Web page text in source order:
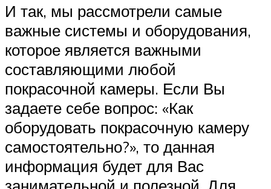
И так, мы рассмотрели самые
важные системы и оборудования,
которое является важными
составляющими любой
покрасочной камеры. Если Вы
задаете себе вопрос: «Как
оборудовать покрасочную камеру
самостоятельно?», то данная
информация будет для Вас